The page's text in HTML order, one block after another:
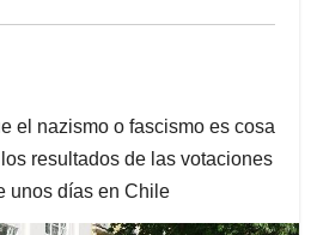
el nazismo o fascismo es cosa
resultados de las votaciones
unos días en Chile